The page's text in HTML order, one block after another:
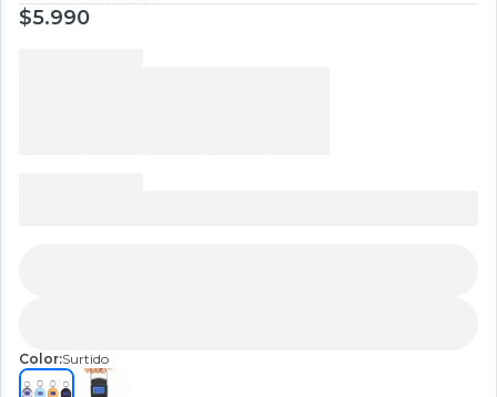
$5.990
Color:Surtido